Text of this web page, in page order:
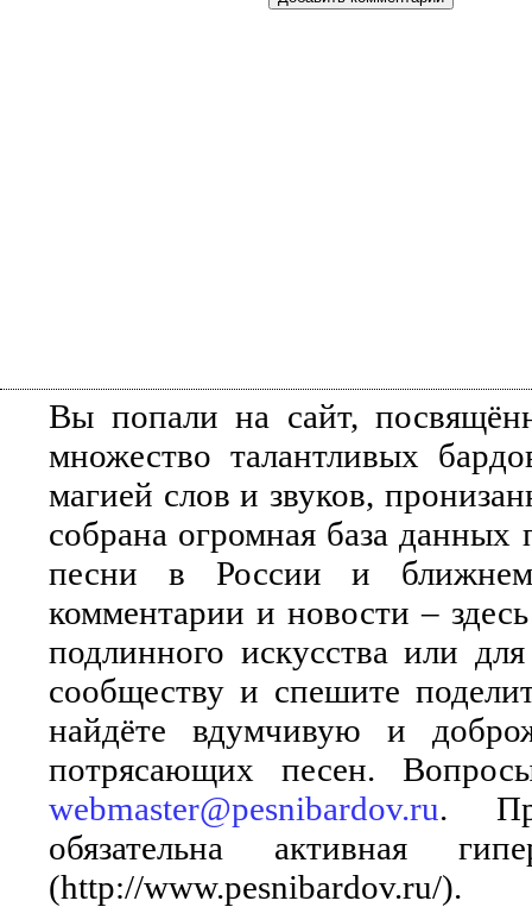
Вы попали на сайт,
множество талантливых
магией слов и звуков,
собрана огромная база
песни в России и ближнем
комментарии и новости –
подлинного искусства или
сообществу и спешите
найдёте вдумчивую и
потрясающих песен.
webmaster@pesnibardov.ru.
обязательна активная
(http://www.pesnibardov.ru/).